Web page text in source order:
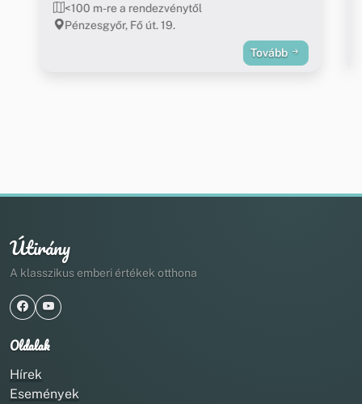
<100 m-re a rendezvénytől
Pénzesgyőr, Fő út. 19.
Tovább
Útirány
A klasszikus emberi értékek otthona
Oldalak
Hírek
Események